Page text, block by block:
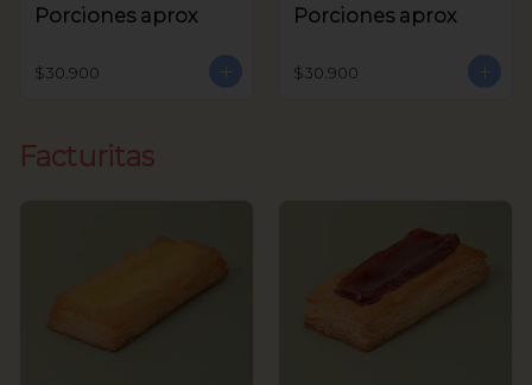
Porciones aprox
$30.900
Porciones aprox
$30.900
Facturitas